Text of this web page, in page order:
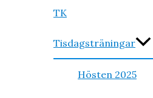
TK
Tisdagsträningar
Hösten 2025